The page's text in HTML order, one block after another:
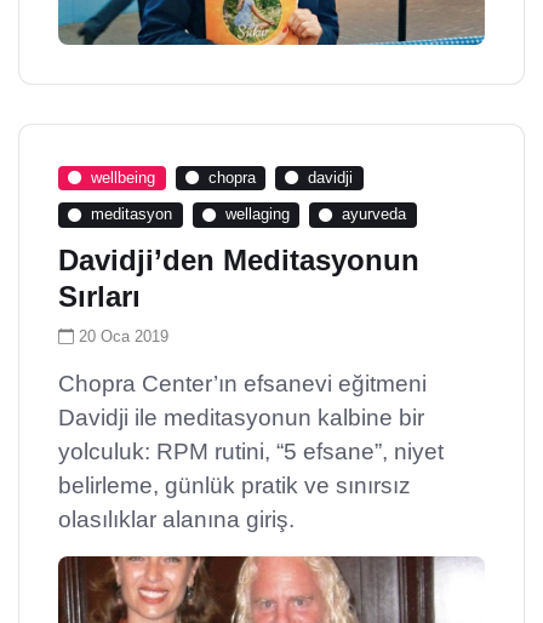
wellbeing chopra davidji
meditasyon wellaging ayurveda
Davidji’den Meditasyonun
Sırları
20 Oca 2019
Chopra Center’ın efsanevi eğitmeni
Davidji ile meditasyonun kalbine bir
yolculuk: RPM rutini, “5 efsane”, niyet
belirleme, günlük pratik ve sınırsız
olasılıklar alanına giriş.